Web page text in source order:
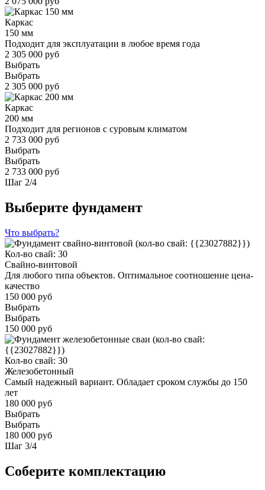
Каркас
150 мм
Подходит для эксплуатации в любое время года
2 305 000 руб
Выбрать
Выбрать
2 305 000 руб
Каркас
200 мм
Подходит для регионов с суровым климатом
2 733 000 руб
Выбрать
Выбрать
2 733 000 руб
Шаг 2/4
Выберите фундамент
Что выбрать?
Кол-во свай: 30
Свайно-винтовой
Для любого типа объектов. Оптимальное соотношение цена-
качество
150 000 руб
Выбрать
Выбрать
150 000 руб
Кол-во свай: 30
Железобетонный
Самый надежный вариант. Обладает сроком службы до 150
лет
180 000 руб
Выбрать
Выбрать
180 000 руб
Шаг 3/4
Соберите комплектацию